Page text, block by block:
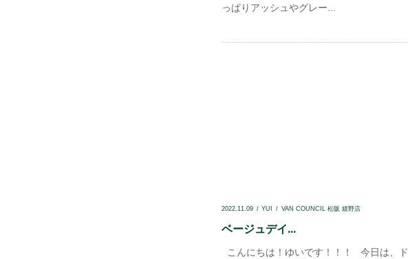
っぱりアッシュやグレー...
2022.11.09 YUI VAN COUNCIL 松阪 嬉野店
ベージュデイ...
こんにちは！ゆいです！！！ 今日は、ド